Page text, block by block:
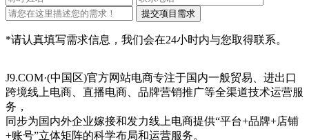
*请认真填写需求信息，我们会在24小时内与您取得联系。
J9.COM·(中国区)官方网站电商专注于国内一般贸易、进出口
跨境线上电商、直播电商、品牌营销推广等全渠道技术运营服
务，
同步为国内外企业嫁接和发力线上电商提供“平台+品牌+店铺
+账号”立体矩阵的科学布局和运营服务。